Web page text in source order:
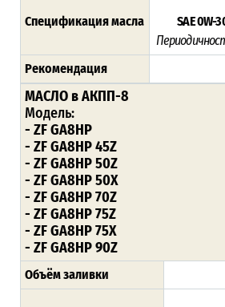
Спецификация масла
SAE 0W-
Рекомендация
МАСЛО в АКПП-8
Модель:
- ZF GA8HP
- ZF GA8HP 45Z
- ZF GA8HP 50Z
- ZF GA8HP 50X
- ZF GA8HP 70Z
- ZF GA8HP 75Z
- ZF GA8HP 75X
- ZF GA8HP 90Z
Объём заливки